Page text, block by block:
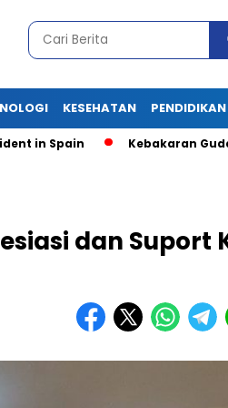
KESEHATAN PENDIDIKAN
Kebakaran Gudang
dan Suport